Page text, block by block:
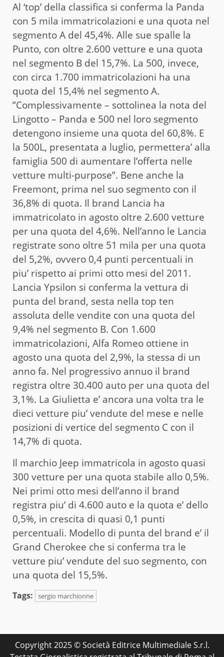
Al ‘top’ della classifica si conferma la Panda
con 5 mila immatricolazioni e una quota nel
segmento A del 45,4%. Alle sue spalle la
Punto, con oltre 2.600 vetture e una quota
nel segmento B del 15,7%. La 500, invece,
con circa 1.700 immatricolazioni ha una
quota del 15,4% nel segmento A.
”Complessivamente – sottolinea la nota del
Lingotto – Panda e 500 nel loro segmento
detengono insieme una quota del 60,8%. E
la 500L, presentata a luglio, permettera’ alla
famiglia 500 di aumentare l’offerta nelle
vetture multi-purpose”. Bene anche la
Freemont, prima nel suo segmento con il
36,8% di quota. Il brand Lancia ha
immatricolato in agosto oltre 2.600 vetture
per una quota del 4,6%. Nell’anno le Lancia
registrate sono oltre 51 mila per una quota
del 5,2%, ovvero 0,4 punti percentuali in
piu’ rispetto ai primi otto mesi del 2011.
Lancia Ypsilon si conferma la vettura di
punta del brand, sesta nella top ten
assoluta delle vendite con una quota del
9,4% nel segmento B. Con 1.600
immatricolazioni, Alfa Romeo ottiene in
agosto una quota del 2,9%, la stessa di un
anno fa. Nel progressivo annuo il brand
registra oltre 30.400 auto per una quota del
3,1%. La Giulietta e’ ancora una volta tra le
dieci vetture piu’ vendute del mese e nelle
posizioni di vertice del segmento C con il
14,7% di quota.
Il marchio Jeep immatricola in agosto quasi
300 vetture per una quota stabile allo 0,5%.
Nei primi otto mesi dell’anno il brand
registra piu’ di 4.600 auto e la quota e’ dello
0,5%, in crescita di quasi 0,1 punti
percentuali. Modello di punta del brand e’ il
Grand Cherokee che si conferma tra le
vetture piu’ vendute del suo segmento, con
una quota del 15,5%.
Tags: sergio marchionne
Copyright 2025 © Società Editrice Multimediale S.r.l.